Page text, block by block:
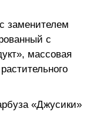
заменителем
с
массовая
«Джусики»